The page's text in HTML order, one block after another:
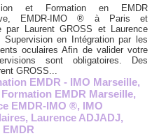
et Formation en EMDR
EMDR-IMO ® à Paris et
par Laurent GROSS et Laurence
Supervision en Intégration par les
oculaires Afin de valider votre
sont obligatoires. Des
GROSS...
EMDR - IMO Marseille,
Formation EMDR Marseille,
EMDR-IMO ®, IMO
, Laurence ADJADJ,